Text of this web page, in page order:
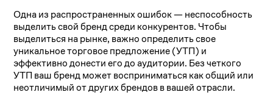
Одна из распространенных ошибок — неспособность
выделить свой бренд среди конкурентов. Чтобы
выделиться на рынке, важно определить свое
уникальное торговое предложение (УТП) и
эффективно донести его до аудитории. Без четкого
УТП ваш бренд может восприниматься как общий или
неотличимый от других брендов в вашей отрасли.